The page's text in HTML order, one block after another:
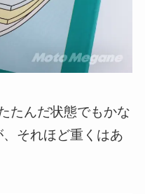
たんだ状態でもかな
それほど重くはあ